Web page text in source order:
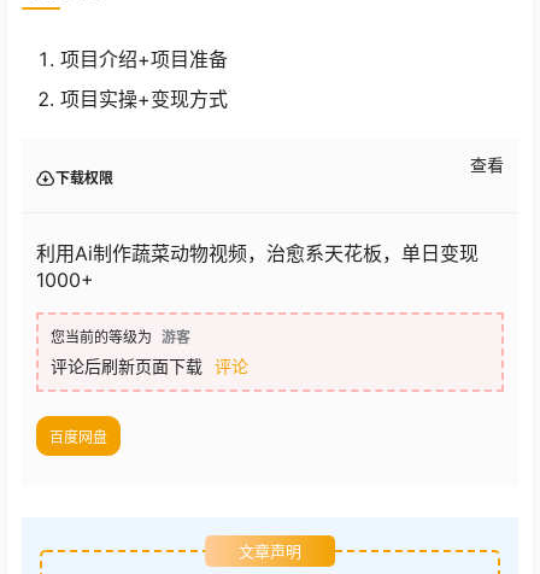
项目介绍+项目准备
项目实操+变现方式
下载权限
查看
利用Ai制作蔬菜动物视频，治愈系天花板，单日变现
1000+
您当前的等级为 游客
评论后刷新页面下载 评论
百度网盘
文章声明